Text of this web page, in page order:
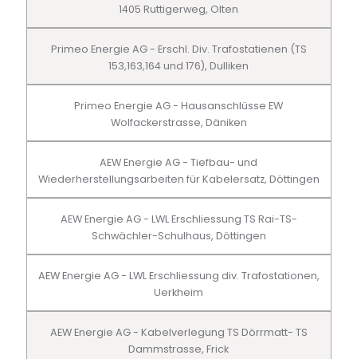
1405 Ruttigerweg, Olten
Primeo Energie AG - Erschl. Div. Trafostatienen (TS
153,163,164 und 176), Dulliken
Primeo Energie AG - Hausanschlüsse EW
Wolfackerstrasse, Däniken
AEW Energie AG - Tiefbau- und
Wiederherstellungsarbeiten für Kabelersatz, Döttingen
AEW Energie AG - LWL Erschliessung TS Rai-TS-
Schwächler-Schulhaus, Döttingen
AEW Energie AG - LWL Erschliessung div. Trafostationen,
Uerkheim
AEW Energie AG - Kabelverlegung TS Dörrmatt- TS
Dammstrasse, Frick